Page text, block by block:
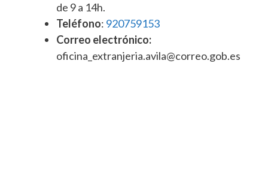
de 9 a 14h.
Teléfono: 920759153
Correo electrónico:
oficina_extranjeria.avila@correo.gob.es